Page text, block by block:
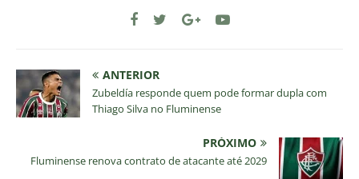
ANTERIOR
Zubeldía responde quem pode formar dupla com
Thiago Silva no Fluminense
PRÓXIMO
Fluminense renova contrato de atacante até 2029